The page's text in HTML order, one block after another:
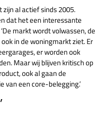
al actief sinds 2005.
dat het een interessante
markt wordt volwassen, de
in de woningmarkt ziet. Er
er worden ook
Maar wij blijven kritisch op
ook al gaan de
een core-belegging.’